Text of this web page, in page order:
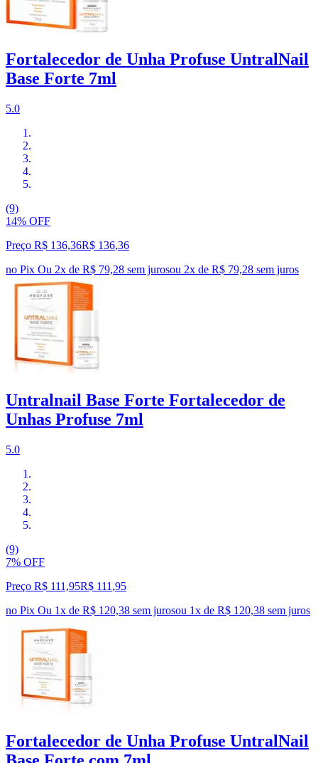
Fortalecedor de Unha Profuse UntralNail
Base Forte 7ml
5.0
(9)
14% OFF
Preço R$ 136,36R$ 136,36
no Pix Ou 2x de R$ 79,28 sem jurosou 2x de R$ 79,28 sem juros
Untralnail Base Forte Fortalecedor de
Unhas Profuse 7ml
5.0
(9)
7% OFF
Preço R$ 111,95R$ 111 ,95
no Pix Ou 1x de R$ 120,38 sem jurosou 1x de R$ 120,38 sem juros
Fortalecedor de Unha Profuse UntralNail